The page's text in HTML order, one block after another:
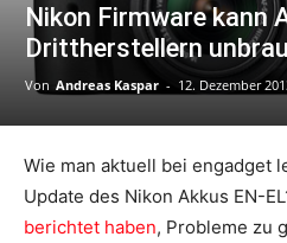
Nikon Firmware kann
Drittherstellern
Von Andreas Kaspar - 12. Dezember
Wie man aktuell bei engadget
Update des Nikon Akkus EN-
berichtet haben, Probleme zu